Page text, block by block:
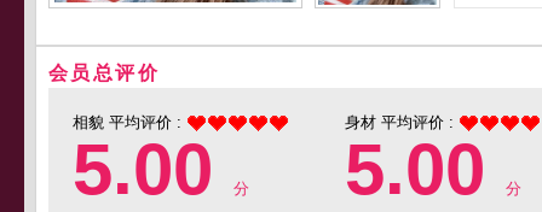
会员总评价
相貌 平均评价 :
5.00 分
身材 平均评价 :
5.00 分